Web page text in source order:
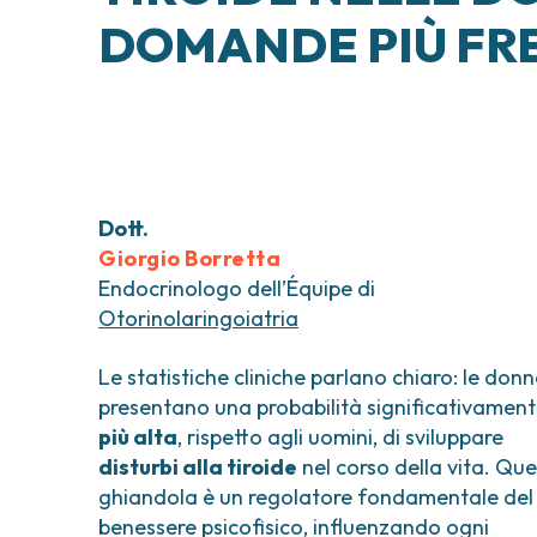
Tumori tiroide e ghiandole endocrine
Endoscopia
DOMANDE PIÙ
Dott.
Giorgio Borretta
Endocrinologo dell’Équipe di
Otorinolaringoiatria
Le statistiche cliniche parlano chiaro: le
presentano una probabilità
più alta, rispetto agli uomini, di sviluppare
disturbi alla tiroide nel corso della vita.
ghiandola è un regolatore fondamentale del
benessere psicofisico, influenzando ogni